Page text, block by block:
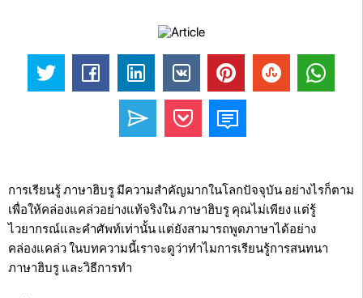
การเรียนรู้ ภาษาฮิบรู มีความสำคัญมากในโลกปัจจุบัน อย่างไรก็ตาม
เพื่อให้คล่องแคล่วอย่างแท้จริงใน ภาษาฮิบรู คุณไม่เพียง แต่รู้
ไวยากรณ์และคำศัพท์เท่านั้น แต่ยังสามารถพูดภาษาได้อย่าง
คล่องแคล่ว ในบทความนี้เราจะดูว่าทำไมการเรียนรู้การสนทนา
ภาษาฮิบรู และวิธีการทำ